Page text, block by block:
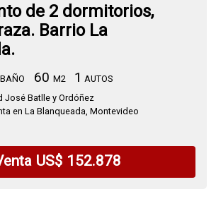
de 2 dormitorios,
Barrio La
BAÑO 60 M2 1 AUTOS
José Batlle y Ordóñez
en La Blanqueada, Montevideo
US$ 152.878